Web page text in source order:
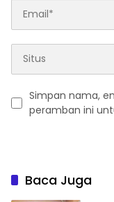
Simpan nama,
peramban ini
Baca Juga